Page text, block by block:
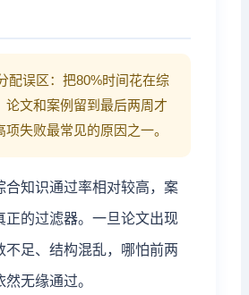
配误区：把80%时间花在综
论文和案例留到最后两周才
失败最常见的原因之一。
合知识通过率相对较高，案
正的过滤器。一旦论文出现
不足、结构混乱，哪怕前两
无缘通过。